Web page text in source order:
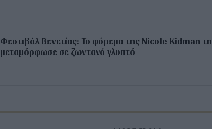
Φεστιβάλ Βενετίας: Το φόρεμα της Nicole Kidman τη
μεταμόρφωσε σε ζωντανό γλυπτό